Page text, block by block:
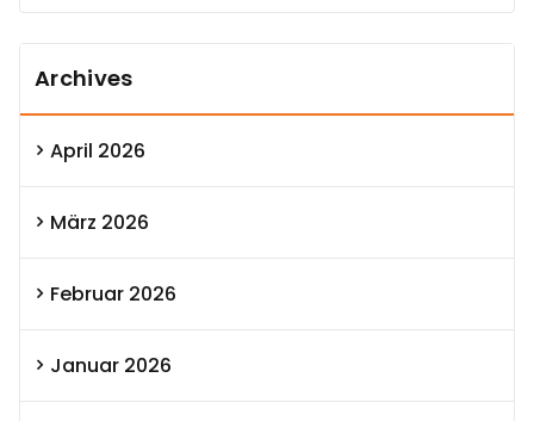
Archives
April 2026
März 2026
Februar 2026
Januar 2026